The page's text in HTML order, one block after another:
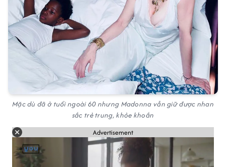
Mặc dù đã ở tuổi ngoài 60 nhưng Madonna vẫn giữ được nhan
sắc trẻ trung, khỏe khoắn
Advertisement